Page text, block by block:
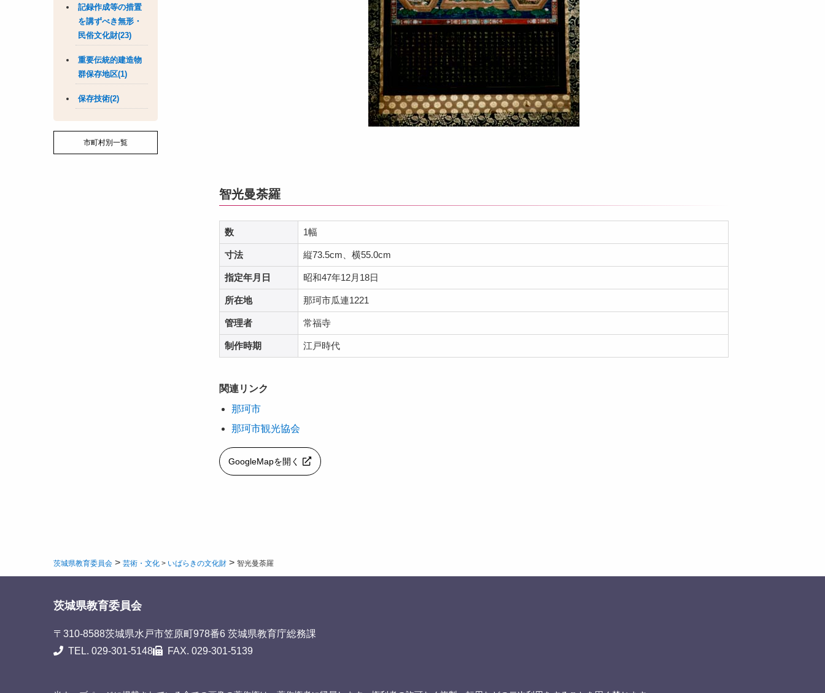
記録作成等の措置
を講ずべき無形・
民俗文化財(23)
重要伝統的建造物
群保存地区(1)
保存技術(2)
市町村別一覧
智光曼荼羅
数 1幅
寸法 縦73.5cm、横55.0cm
指定年月日 昭和47年12月18日
所在地 那珂市瓜連1221
管理者 常福寺
制作時期 江戸時代
関連リンク
那珂市
那珂市観光協会
GoogleMapを開く
茨城県教育委員会 > 芸術・文化 > いばらきの文化財 > 智光曼荼羅
茨城県教育委員会
〒310-8588茨城県水戸市笠原町978番6 茨城県教育庁総務課
TEL. 029-301-5148
FAX. 029-301-5139